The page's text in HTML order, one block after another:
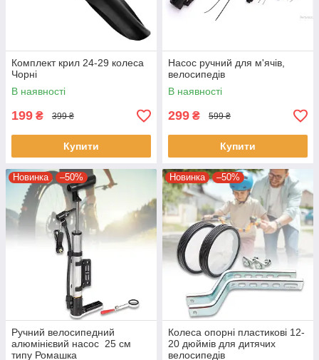
Комплект крил 24-29 колеса
Чорні
В наявності
199 ₴ 399 ₴
Купити
Насос ручний для м'ячів,
велосипедів
В наявності
299 ₴ 599 ₴
Купити
Новинка –50%
Ручний велосипедний
алюмінієвий насос 25 см
типу Ромашка
Новинка –50%
Колеса опорні пластикові 12-
20 дюймів для дитячих
велосипедів